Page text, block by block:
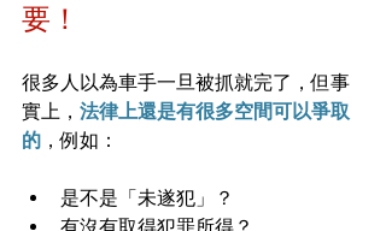
要！
很多人以為車手一旦被抓就完了，但事
實上， 法律上還是有很多空間可以爭取
的 ，例如：
是不是「未遂犯」？